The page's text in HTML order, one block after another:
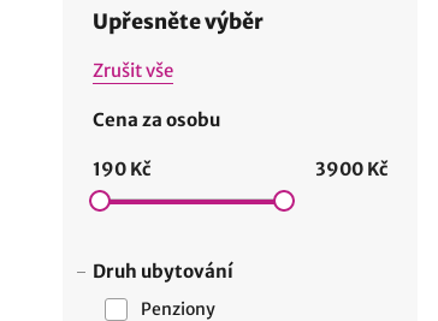
Upřesněte výběr
Zrušit vše
Cena za osobu
190 Kč 3900 Kč
Druh ubytování
Penziony